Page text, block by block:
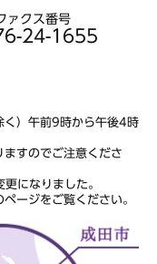
ァクス番号
24-1655
く）午前9時から午後4時
すのでご注意くださ
になりました。
ページをご覧ください。